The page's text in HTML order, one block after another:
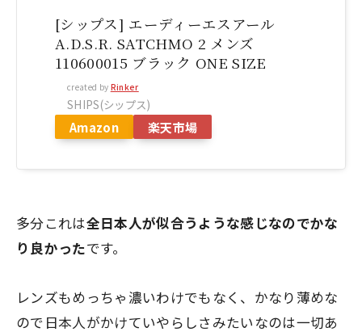
[シップス] エーディーエスアール
A.D.S.R. SATCHMO 2 メンズ
110600015 ブラック ONE SIZE
created by Rinker
SHIPS(シップス)
Amazon 楽天市場
多分これは全日本人が似合うような感じなのでかな
り良かったです。
レンズもめっちゃ濃いわけでもなく、かなり薄めな
ので日本人がかけていやらしさみたいなのは一切あ